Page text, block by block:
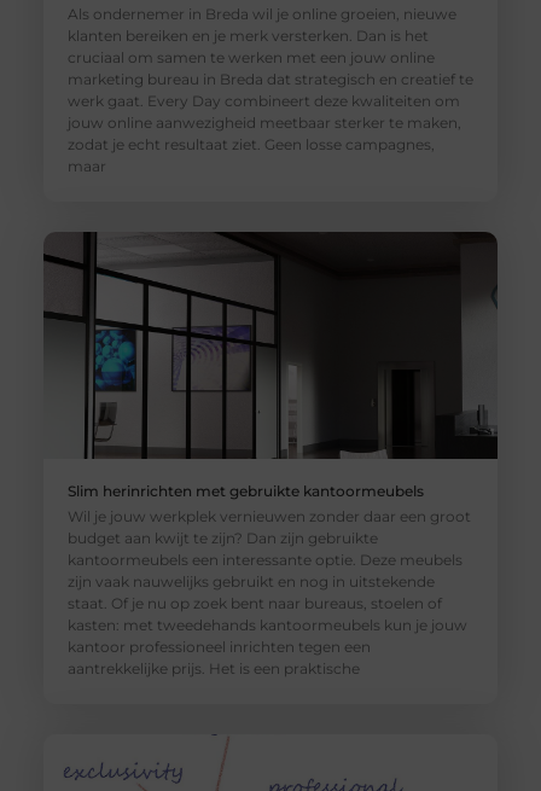
Als ondernemer in Breda wil je online groeien, nieuwe
klanten bereiken en je merk versterken. Dan is het
cruciaal om samen te werken met een jouw online
marketing bureau in Breda dat strategisch en creatief te
werk gaat. Every Day combineert deze kwaliteiten om
jouw online aanwezigheid meetbaar sterker te maken,
zodat je echt resultaat ziet. Geen losse campagnes,
maar
Slim herinrichten met gebruikte kantoormeubels
Wil je jouw werkplek vernieuwen zonder daar een groot
budget aan kwijt te zijn? Dan zijn gebruikte
kantoormeubels een interessante optie. Deze meubels
zijn vaak nauwelijks gebruikt en nog in uitstekende
staat. Of je nu op zoek bent naar bureaus, stoelen of
kasten: met tweedehands kantoormeubels kun je jouw
kantoor professioneel inrichten tegen een
aantrekkelijke prijs. Het is een praktische